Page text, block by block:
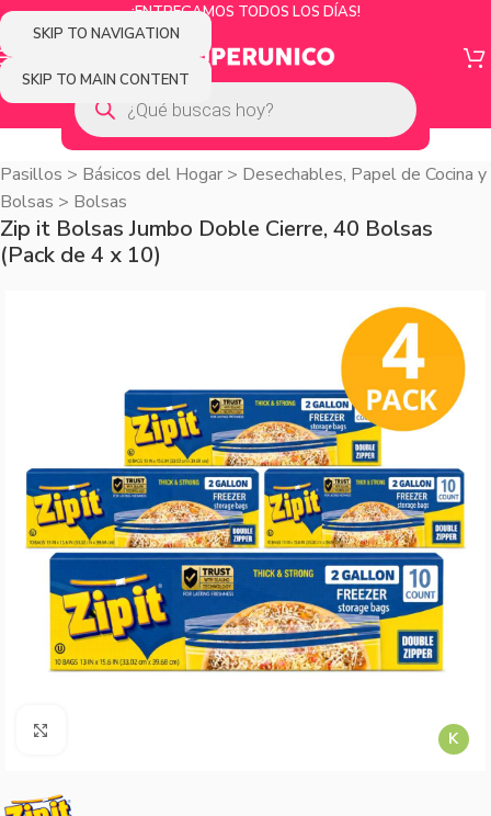
SKIP TO NAVIGATION
SKIP TO MAIN CONTENT
¡ENTREGAMOS TODOS LOS DÍAS!
Pasillos > Básicos del Hogar > Desechables, Papel de Cocina y
Bolsas > Bolsas
Zip it Bolsas Jumbo Doble Cierre, 40 Bolsas
(Pack de 4 x 10)
K